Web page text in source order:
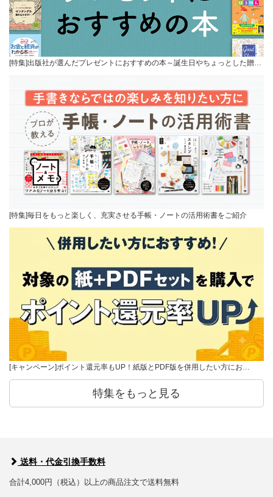
[特集]出版社が選んだプレゼントにおすすめの本～誕生日やちょっとした贈…
[特集]毎日をもっと楽しく、充実させる手帳・ノートの活用術書をご紹介
[キャンペーン]ポイント還元率もUP！紙版とPDF版を併用したい方にお…
特集をもっと見る
送料・代金引換手数料
合計4,000円（税込）以上の商品注文で送料無料